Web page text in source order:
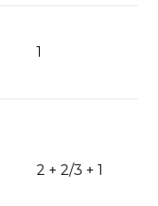
1
2 + 2/3 + 1